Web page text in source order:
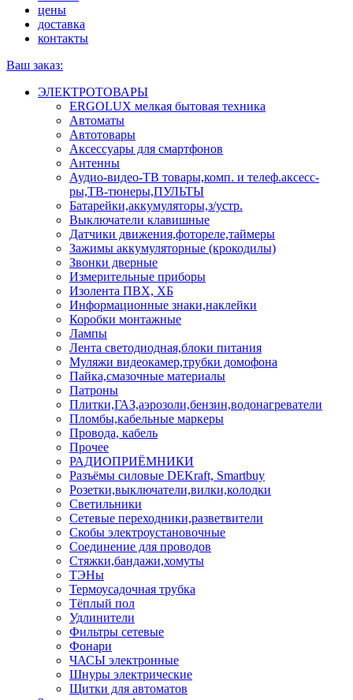
цены
доставка
контакты
Ваш заказ:
ЭЛЕКТРОТОВАРЫ
ERGOLUX мелкая бытовая техника
Автоматы
Автотовары
Аксессуары для смартфонов
Антенны
Аудио-видео-ТВ товары,комп. и телеф.аксесс-
ры,ТВ-тюнеры,ПУЛЬТЫ
Батарейки,аккумуляторы,з/устр.
Выключатели клавишные
Датчики движения,фотореле,таймеры
Зажимы аккумуляторные (крокодилы)
Звонки дверные
Измерительные приборы
Изолента ПВХ, ХБ
Информационные знаки,наклейки
Коробки монтажные
Лампы
Лента светодиодная,блоки питания
Муляжи видеокамер,трубки домофона
Пайка,смазочные материалы
Патроны
Плитки,ГАЗ,аэрозоли,бензин,водонагреватели
Пломбы,кабельные маркеры
Провода, кабель
Прочее
РАДИОПРИЁМНИКИ
Разъёмы силовые DEKraft, Smartbuy
Розетки,выключатели,вилки,колодки
Светильники
Сетевые переходники,разветвители
Скобы электроустановочные
Соединение для проводов
Стяжки,бандажи,хомуты
ТЭНы
Термоусадочная трубка
Тёплый пол
Удлинители
Фильтры сетевые
Фонари
ЧАСЫ электронные
Шнуры электрические
Щитки для автоматов